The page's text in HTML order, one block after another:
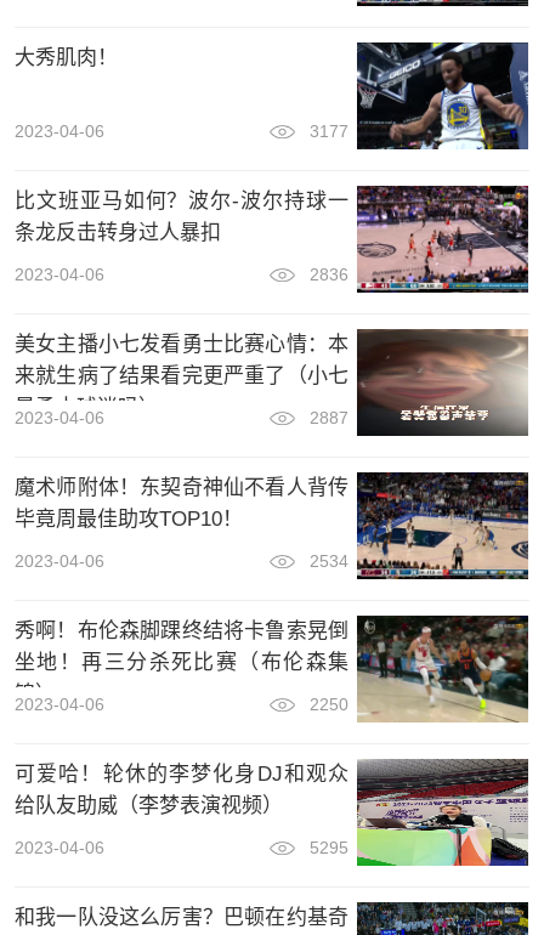
大秀肌肉！
2023-04-06 3177
比文班亚马如何？波尔-波尔持球一
条龙反击转身过人暴扣
2023-04-06 2836
美女主播小七发看勇士比赛心情：本
来就生病了结果看完更严重了（小七
是勇士球迷吗）
2023-04-06 2887
魔术师附体！东契奇神仙不看人背传
毕竟周最佳助攻TOP10！
2023-04-06 2534
秀啊！布伦森脚踝终结将卡鲁索晃倒
坐地！再三分杀死比赛（布伦森集
锦）
2023-04-06 2250
可爱哈！轮休的李梦化身DJ和观众
给队友助威（李梦表演视频）
2023-04-06 5295
和我一队没这么厉害？巴顿在约基奇